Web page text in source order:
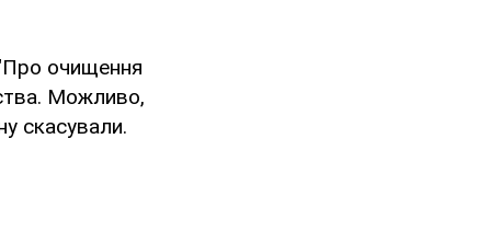
очищення
Можливо,
скасували.